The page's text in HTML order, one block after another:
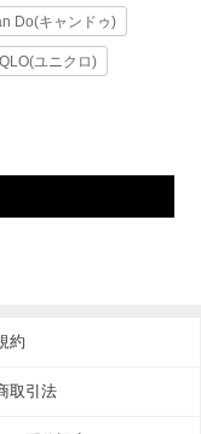
Do(キャンドゥ)
ユニクロ)
約
取引法